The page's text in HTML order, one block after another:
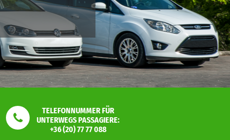
TELEFONNUMMER FÜR
UNTERWEGS PASSAGIERE:
+36 (20) 77 77 088